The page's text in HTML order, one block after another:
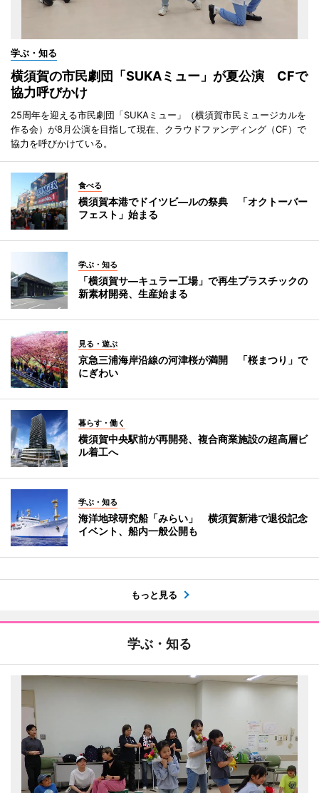
学ぶ・知る
横須賀の市民劇団「SUKAミュー」が夏公演 CFで
協力呼びかけ
25周年を迎える市民劇団「SUKAミュー」（横須賀市民ミュージカルを
作る会）が8月公演を目指して現在、クラウドファンディング（CF）で
協力を呼びかけている。
食べる
横須賀本港でドイツビ―ルの祭典 「オクトーバー
フェスト」始まる
学ぶ・知る
「横須賀サ―キュラー工場」で再生プラスチックの
新素材開発、生産始まる
見る・遊ぶ
京急三浦海岸沿線の河津桜が満開 「桜まつり」で
にぎわい
暮らす・働く
横須賀中央駅前が再開発、複合商業施設の超高層ビ
ル着工へ
学ぶ・知る
海洋地球研究船「みらい」 横須賀新港で退役記念
イベント、船内一般公開も
もっと見る
学ぶ・知る